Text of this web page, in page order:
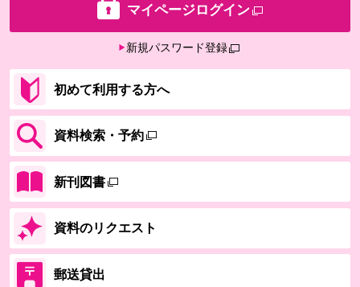
マイページログイン
新規パスワード登録
初めて利用する方へ
資料検索・予約
新刊図書
資料のリクエスト
郵送貸出